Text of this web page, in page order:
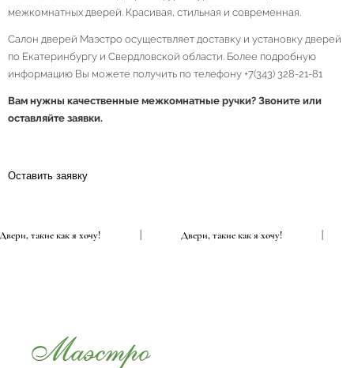
межкомнатных дверей. Красивая, стильная и современная.
Салон дверей Маэстро осуществляет доставку и установку дверей
по Екатеринбургу и Свердловской области. Более подробную
информацию Вы можете получить по телефону +7(343) 328-21-81
Вам нужны качественные межкомнатные ручки? Звоните или
оставляйте заявки.
Оставить заявку
Двери, такие как я хочу! Двери, такие как я хочу!